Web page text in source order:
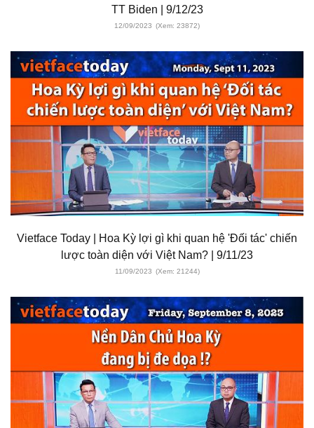
TT Biden | 9/12/23
12/09/2023 (Xem: 23872)
Vietface Today | Hoa Kỳ lợi gì khi quan hệ 'Đối tác' chiến
lược toàn diện với Việt Nam? | 9/11/23
11/09/2023 (Xem: 21244)